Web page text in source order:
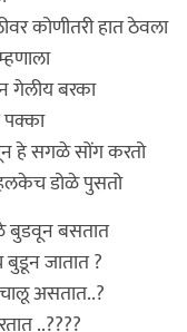
कोणीतरी हात ठेवला
गेलीय बरका
हे सगळे सोंग करतो
डोळे पुसतो
बुडवून बसतात
जातात ?
असतात..?
..????